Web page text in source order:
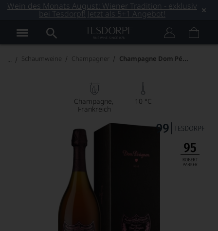
Wein des Monats August: Wiener Tradition - exklusiv
bei Tesdorpf! Jetzt als 5+1 Angebot!
Schaumweine Champagner Champagne Dom Pérignon Rosé
Champagne
Frankreich
10 °C